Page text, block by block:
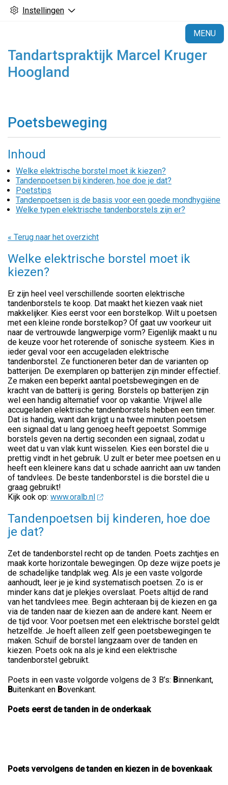
Instellingen
MENU
Tandartspraktijk Marcel Kruger
Hoogland
Poetsbeweging
Inhoud
Welke elektrische borstel moet ik kiezen?
Tandenpoetsen bij kinderen, hoe doe je dat?
Poetstips
Tandenpoetsen is de basis voor een goede mondhygiëne
Welke typen elektrische tandenborstels zijn er?
« Terug naar het overzicht
Welke elektrische borstel moet ik
kiezen?
Er zijn heel veel verschillende soorten elektrische
tandenborstels te koop. Dat maakt het kiezen vaak niet
makkelijker. Kies eerst voor een borstelkop. Wilt u poetsen
met een kleine ronde borstelkop? Of gaat uw voorkeur uit
naar de vertrouwde langwerpige vorm? Eigenlijk maakt u nu
de keuze voor het roterende of sonische systeem. Kies in
ieder geval voor een accugeladen elektrische
tandenborstel. Ze functioneren beter dan de varianten op
batterijen. De exemplaren op batterijen zijn minder effectief.
Ze maken een beperkt aantal poetsbewegingen en de
kracht van de batterij is gering. Borstels op batterijen zijn
wel een handig alternatief voor op vakantie. Vrijwel alle
accugeladen elektrische tandenborstels hebben een timer.
Dat is handig, want dan krijgt u na twee minuten poetsen
een signaal dat u lang genoeg heeft gepoetst. Sommige
borstels geven na dertig seconden een signaal, zodat u
weet dat u van vlak kunt wisselen. Kies een borstel die u
prettig vindt in het gebruik. U zult er beter mee poetsen en u
heeft een kleinere kans dat u schade aanricht aan uw tanden
of tandvlees. De beste tandenborstel is die borstel die u
graag gebruikt!
Kijk ook op: www.oralb.nl
Tandenpoetsen bij kinderen, hoe doe
je dat?
Zet de tandenborstel recht op de tanden. Poets zachtjes en
maak korte horizontale bewegingen. Op deze wijze poets je
de schadelijke tandplak weg. Als je een vaste volgorde
aanhoudt, leer je je kind systematisch poetsen. Zo is er
minder kans dat je plekjes overslaat. Poets altijd de rand
van het tandvlees mee. Begin achteraan bij de kiezen en ga
via de tanden naar de kiezen aan de andere kant. Neem er
de tijd voor. Voor poetsen met een elektrische borstel geldt
hetzelfde. Je hoeft alleen zelf geen poetsbewegingen te
maken. Schuif de borstel langzaam over de tanden en
kiezen. Poets ook na als je kind een elektrische
tandenborstel gebruikt.
Poets in een vaste volgorde volgens de 3 B’s: Binnenkant,
Buitenkant en Bovenkant.
Poets eerst de tanden in de onderkaak
Poets vervolgens de tanden en kiezen in de bovenkaak